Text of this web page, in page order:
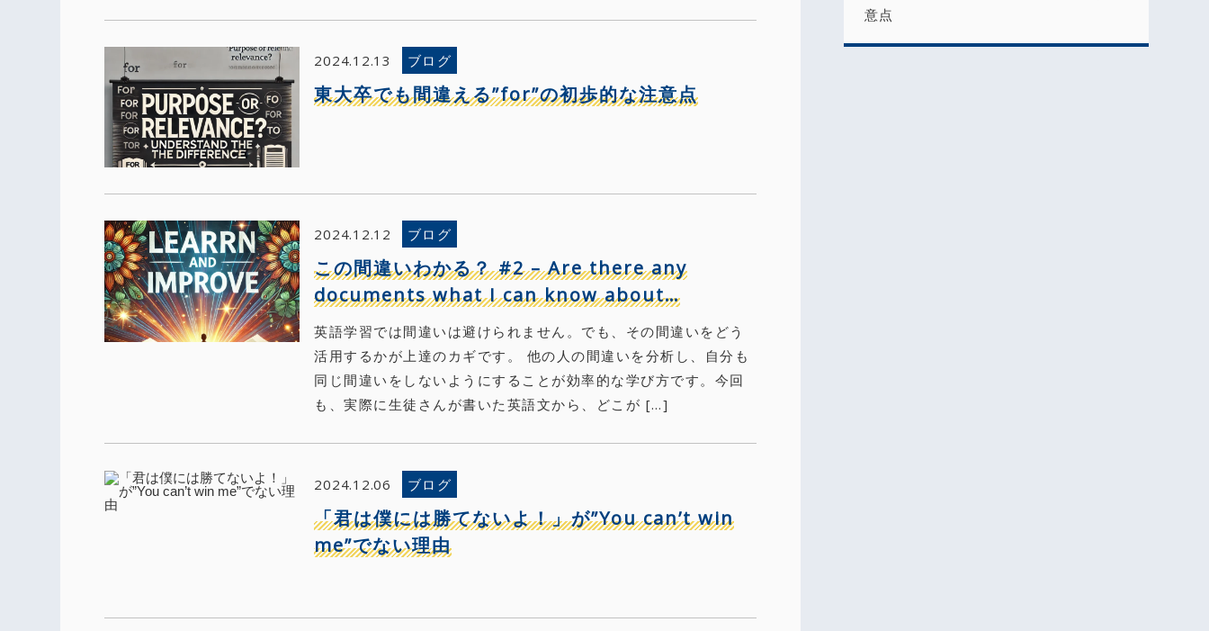
2024.12.13 ブログ
東大卒でも間違える”for”の初歩的な注意点
2024.12.12 ブログ
この間違いわかる？ #2 – Are there any
documents what I can know about…
英語学習では間違いは避けられません。でも、その間違いをどう
活用するかが上達のカギです。 他の人の間違いを分析し、自分も
同じ間違いをしないようにすることが効率的な学び方です。今回
も、実際に生徒さんが書いた英語文から、どこが […]
2024.12.06 ブログ
「君は僕には勝てないよ！」が”You can’t win
me”でない理由
意点